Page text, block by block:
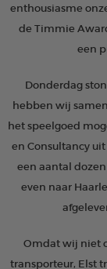
enthousiasme
de Timmie
een
Donderdag
hebben wij
het speelgoed
en Consultancy
een aantal
even naar
Omdat wij niet
transporteur, Elst